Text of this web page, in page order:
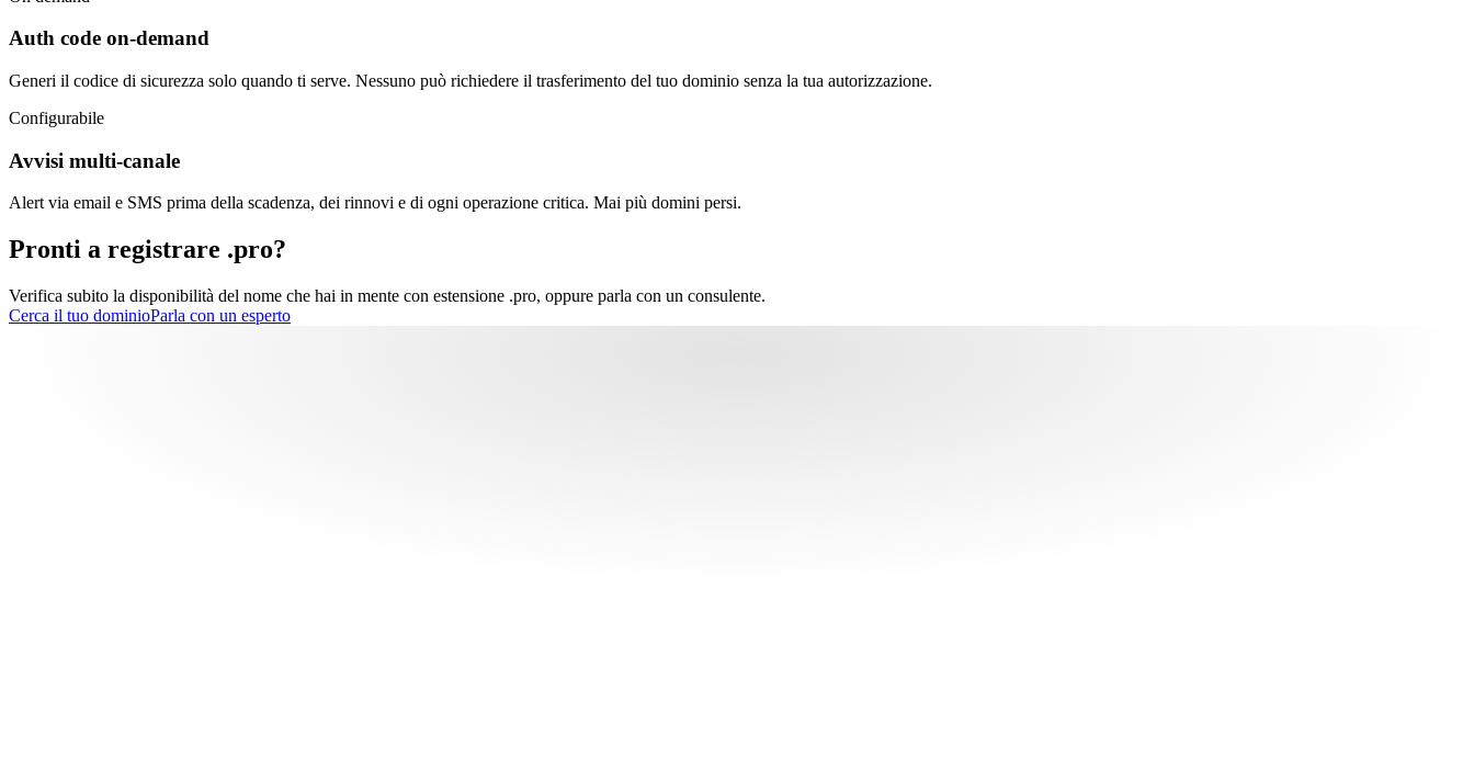
Auth code on-demand
Generi il codice di sicurezza solo quando ti serve. Nessuno può richiedere il trasferimento del tuo dominio senza la tua autorizzazione.
Configurabile
Avvisi multi-canale
Alert via email e SMS prima della scadenza, dei rinnovi e di ogni operazione critica. Mai più domini persi.
Pronti a registrare .pro?
Verifica subito la disponibilità del nome che hai in mente con estensione .pro, oppure parla con un consulente.
Cerca il tuo dominioParla con un esperto